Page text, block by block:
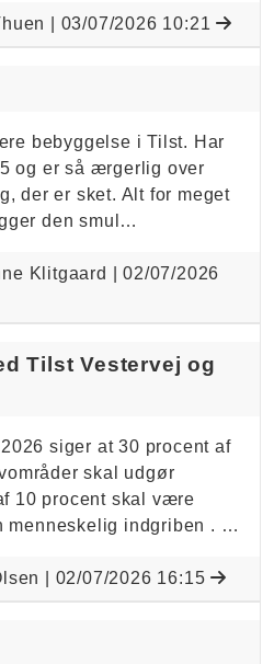
| 03/07/2026 10:21
bebyggelse i Tilst. Har
og er så ærgerlig over
der er sket. Alt for meget
den smul…
Klitgaard |02/07/2026
Tilst Vestervej og
siger at 30 procent af
skal udgør
10 procent skal være
menneskelig indgriben . …
| 02/07/2026 16:15